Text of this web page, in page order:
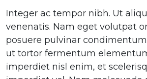
Integer ac tempor nibh. Ut
venenatis. Nam eget volutpat
posuere pulvinar
ut tortor fermentum
imperdiet nisl enim, et